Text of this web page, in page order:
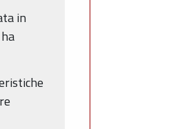
in